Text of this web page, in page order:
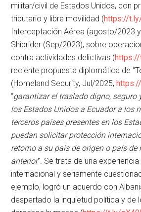
militar/civil de Estados Unidos, con
tributario y libre movilidad (https://
Interceptación Aérea (agosto/2023
Shiprider (Sep/2023), sobre
contra actividades delictivas (
reciente propuesta diplomática de
(Homeland Security, Jul/2025,
“garantizar el traslado digno, seguro
los Estados Unidos a Ecuador a los
terceros países presentes en los
puedan solicitar protección
retorno a su país de origen o país
anterior”. Se trata de una
internacional y seriamente
ejemplo, logró un acuerdo con
despertado la inquietud política y de